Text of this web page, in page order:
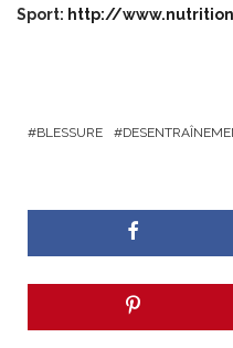
Sport: http://
BLESSURE